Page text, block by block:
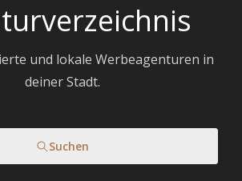
und lokale Werbeagenturen in
deiner Stadt.
Suchen